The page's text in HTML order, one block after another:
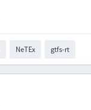
NeTEx gtfs-rt